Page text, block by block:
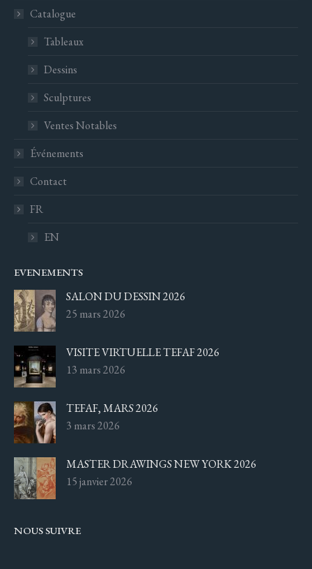
Catalogue
Tableaux
Dessins
Sculptures
Ventes Notables
Événements
Contact
FR
EN
EVENEMENTS
SALON DU DESSIN 2026
25 mars 2026
VISITE VIRTUELLE TEFAF 2026
13 mars 2026
TEFAF, MARS 2026
3 mars 2026
MASTER DRAWINGS NEW YORK 2026
15 janvier 2026
NOUS SUIVRE